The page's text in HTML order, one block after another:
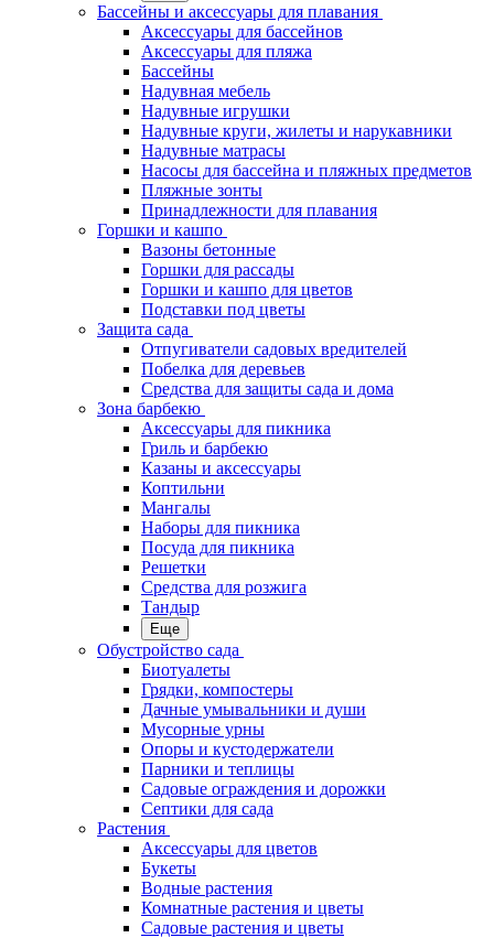
Бассейны и аксессуары для плавания
Аксессуары для бассейнов
Аксессуары для пляжа
Бассейны
Надувная мебель
Надувные игрушки
Надувные круги, жилеты и нарукавники
Надувные матрасы
Насосы для бассейна и пляжных предметов
Пляжные зонты
Принадлежности для плавания
Горшки и кашпо
Вазоны бетонные
Горшки для рассады
Горшки и кашпо для цветов
Подставки под цветы
Защита сада
Отпугиватели садовых вредителей
Побелка для деревьев
Средства для защиты сада и дома
Зона барбекю
Аксессуары для пикника
Гриль и барбекю
Казаны и аксессуары
Коптильни
Мангалы
Наборы для пикника
Посуда для пикника
Решетки
Средства для розжига
Тандыр
Еще
Обустройство сада
Биотуалеты
Грядки, компостеры
Дачные умывальники и души
Мусорные урны
Опоры и кустодержатели
Парники и теплицы
Садовые ограждения и дорожки
Септики для сада
Растения
Аксессуары для цветов
Букеты
Водные растения
Комнатные растения и цветы
Садовые растения и цветы